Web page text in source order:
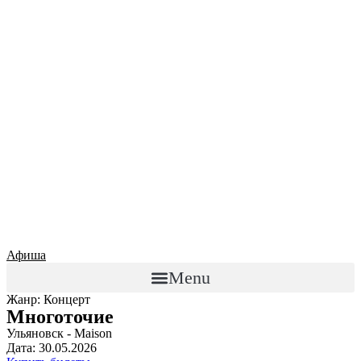
Афиша
Menu
Жанр: Концерт
Многоточие
Ульяновск - Maison
Дата: 30.05.2026